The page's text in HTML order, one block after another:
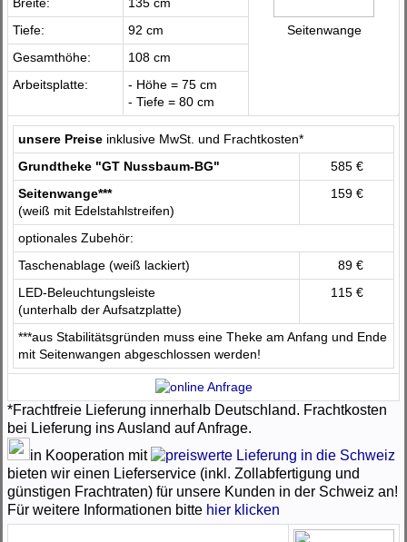
Seitenwange
Tiefe:
92 cm
Gesamthöhe:
108 cm
Arbeitsplatte:
- Höhe = 75 cm
- Tiefe = 80 cm
unsere Preise inklusive MwSt. und Frachtkosten*
Grundtheke "GT Nussbaum-BG"
585 €
Seitenwange***
(weiß mit Edelstahlstreifen)
159 €
optionales Zubehör:
Taschenablage (weiß lackiert)
89 €
LED-Beleuchtungsleiste
(unterhalb der Aufsatzplatte)
115 €
***aus Stabilitätsgründen muss eine Theke am Anfang und Ende
mit Seitenwangen abgeschlossen werden!
*Frachtfreie Lieferung innerhalb Deutschland. Frachtkosten
bei Lieferung ins Ausland auf Anfrage.
in Kooperation mit
bieten wir einen Lieferservice (inkl. Zollabfertigung und
günstigen Frachtraten) für unsere Kunden in der Schweiz an!
Für weitere Informationen bitte hier klicken